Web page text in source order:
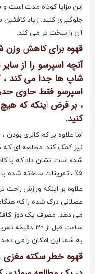
این مزایا کوتاه مدت است
جلوگیری کنید. زیاد کافئین
آن را سخت تر می کند.
قهوه برای کاهش وزن
آنچه اسپرسو را از
شاپ ها جدا می کند ،
اسپرسو فقط حاوی
، بر فرض اینکه که
کنید.
اما علاوه بر کم کالری
نیز کمک کند. مطالعه ای
شده است نشان داد که با
5٪ ، تمرینات ساخته شده با کافئین کم تحرک تر به نظر می رسد.
علاوه بر اینکه ورزش راحت
عضلانی درک شده را که
می دهد. مصرف یک دوز
ساعت قبل از
به شما این امکان را می
قهوه خطر سکته